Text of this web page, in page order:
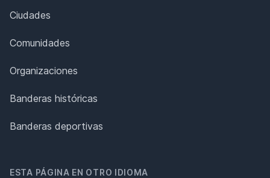
Ciudades
Comunidades
Organizaciones
Banderas históricas
Banderas deportivas
ESTA PÁGINA EN OTRO IDIOMA